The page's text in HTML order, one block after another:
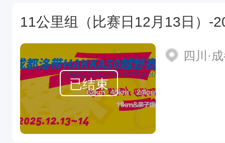
已结束
四川·